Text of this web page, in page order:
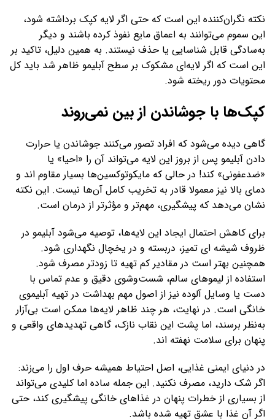
نکته‌ نگران‌کننده این است که حتی اگر لایه کپک برداشته شود،
این سموم می‌توانند به اعماق مایع نفوذ کرده باشند و دیگر
به‌سادگی قابل شناسایی یا حذف نیستند. به همین دلیل، تاکید بر
این است که اگر لایه‌ای مشکوک بر سطح آبلیمو ظاهر شد باید کل
محتویات دور ریخته شود.
کپک‌ها با جوشاندن از بین نمی‌روند
گاهی دیده می‌شود که افراد تصور می‌کنند جوشاندن یا حرارت‌
دادن آبلیمو پس از بروز این لایه می‌تواند آن را «احیا» یا
«ضدعفونی» کند! در حالی که مایکوتوکسین‌ها بسیار مقاوم‌ اند و
دمای بالا نیز معمولا قادر به تخریب کامل آن‌ها نیست. این نکته
نشان می‌دهد که پیشگیری، مهم‌تر و مؤثرتر از درمان است.
برای کاهش احتمال ایجاد این لایه‌ها، توصیه می‌شود آبلیمو در
ظروف شیشه‌ ای تمیز، دربسته و در یخچال نگهداری شود.
همچنین بهتر است در مقادیر کم تهیه تا زودتر مصرف شود.
استفاده از لیموهای سالم، شست‌وشوی دقیق و عدم تماس با
دست یا وسایل آلوده نیز از اصول مهم بهداشت در تهیه آبلیموی
خانگی است. در نهایت، هر چند ظاهر لایه‌ها ممکن است بی‌آزار
به‌نظر برسند، اما پشت این نقاب نازک، گاهی تهدیدهای واقعی و
پنهان برای سلامت نهفته‌ اند.
در دنیای ایمنی غذایی، اصل احتیاط همیشه حرف اول را می‌زند:
اگر شک دارید، مصرف نکنید. این جمله‌ ساده اما کلیدی می‌تواند
از بسیاری از خطرات پنهان در غذاهای خانگی پیشگیری کند، حتی
اگر آن غذا با عشق تهیه شده باشد.